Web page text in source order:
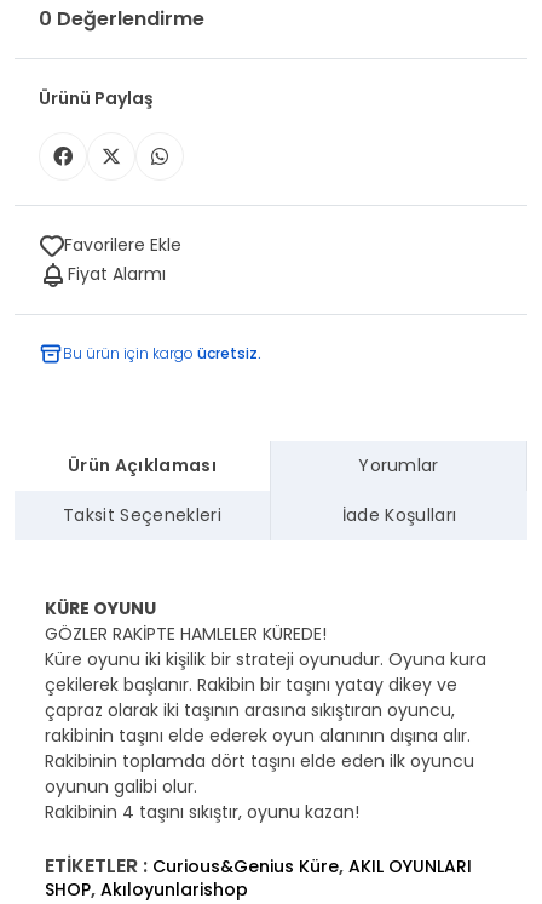
0 Değerlendirme
Ürünü Paylaş
Favorilere Ekle
Fiyat Alarmı
Bu ürün için kargo ücretsiz.
Ürün Açıklaması Yorumlar
Taksit Seçenekleri İade Koşulları
KÜRE OYUNU
GÖZLER RAKİPTE HAMLELER KÜREDE!
Küre oyunu iki kişilik bir strateji oyunudur. Oyuna kura
çekilerek başlanır. Rakibin bir taşını yatay dikey ve
çapraz olarak iki taşının arasına sıkıştıran oyuncu,
rakibinin taşını elde ederek oyun alanının dışına alır.
Rakibinin toplamda dört taşını elde eden ilk oyuncu
oyunun galibi olur.
Rakibinin 4 taşını sıkıştır, oyunu kazan!
ETİKETLER : Curious&Genius Küre, AKIL OYUNLARI
SHOP, Akıloyunlarishop